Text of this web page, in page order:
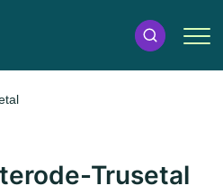
Trusetal